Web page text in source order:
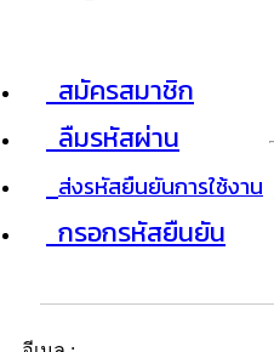
สมัครสมาชิก
ลืมรหัสผ่าน
ส่งรหัสยืนยันการใช้งาน
กรอกรหัสยืนยัน